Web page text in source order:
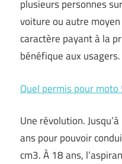
plusieurs personnes
voiture ou autre
caractère payant à la
bénéfique aux
Quel permis pour moto
Une révolution.
ans pour pouvoir
cm3. À 18 ans,